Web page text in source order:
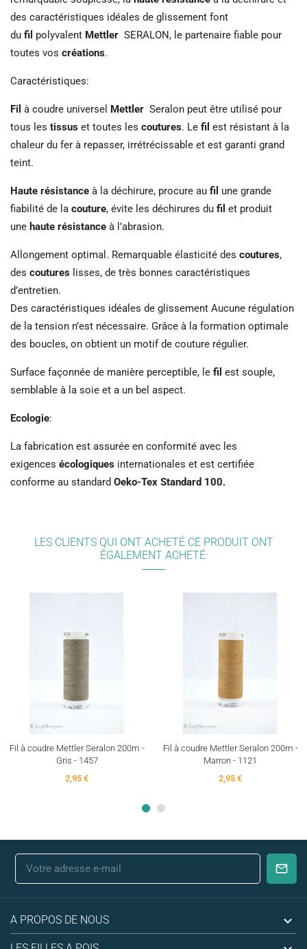
des caractéristiques idéales de glissement font
du fil polyvalent Mettler SERALON, le partenaire fiable pour
toutes vos créations.
Caractéristiques:
Fil à coudre universel Mettler Seralon peut être utilisé pour
tous les tissus et toutes les coutures. Le fil est résistant à la
chaleur du fer à repasser, irrétrécissable et est garanti grand
teint.
Haute résistance à la déchirure, procure au fil une grande
fiabilité de la couture, évite les déchirures du fil et produit
une haute résistance à l’abrasion.
Allongement optimal. Remarquable élasticité des coutures,
des coutures lisses, de très bonnes caractéristiques
d’entretien.
Des caractéristiques idéales de glissement Aucune régulation
de la tension n’est nécessaire. Grâce à la formation optimale
des boucles, on obtient un motif de couture régulier.
Surface façonnée de manière perceptible, le fil est souple,
semblable à la soie et a un bel aspect.
Ecologie:
La fabrication est assurée en conformité avec les
exigences écologiques internationales et est certifiée
conforme au standard Oeko-Tex Standard 100.
LES CLIENTS QUI ONT ACHETÉ CE PRODUIT ONT
ÉGALEMENT ACHETÉ:
Fil à coudre Mettler Seralon 200m -
Gris - 1457
2,95 €
Fil à coudre Mettler Seralon 200m -
Marron - 1121
2,95 €
A PROPOS DE NOUS 